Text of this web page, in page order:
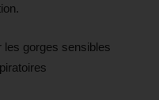
gorges sensibles